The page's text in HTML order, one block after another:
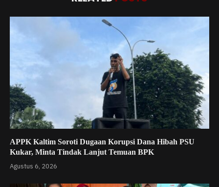
APPK Kaltim Soroti Dugaan Korupsi Dana Hibah PSU
Kukar, Minta Tindak Lanjut Temuan BPK
Agustus 6, 2026